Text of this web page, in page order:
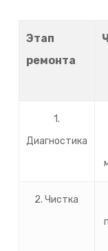
Этап
ремонта
1.
Диагностика
2. Чистка